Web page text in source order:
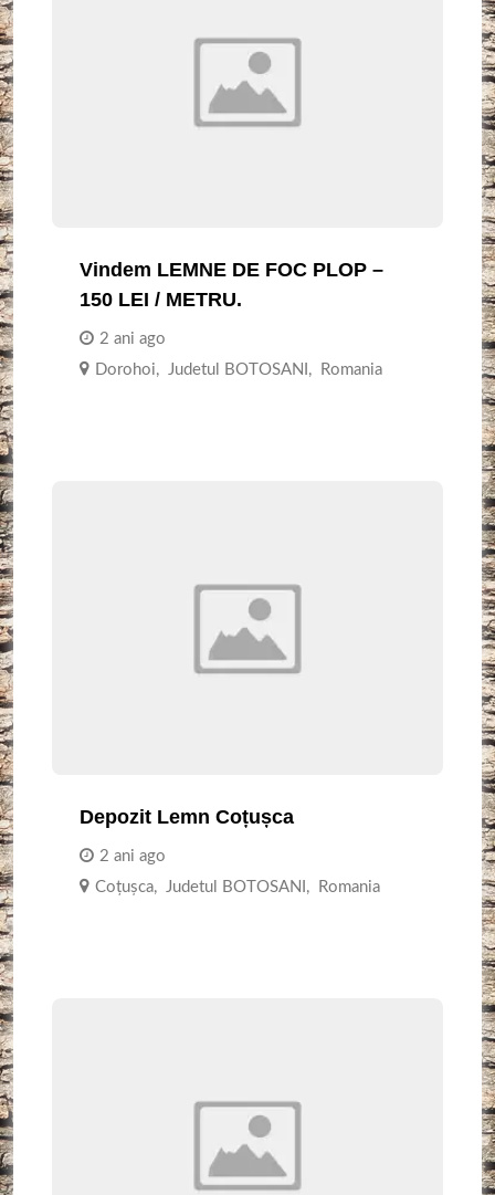
Vindem LEMNE DE FOC PLOP –
150 LEI / METRU.
2 ani ago
Dorohoi, Judetul BOTOSANI , Romania
Depozit Lemn Coțușca
2 ani ago
Coțușca, Judetul BOTOSANI , Romania